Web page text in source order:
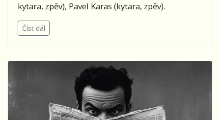
kytara, zpěv), Pavel Karas (kytara, zpěv).
Číst dál